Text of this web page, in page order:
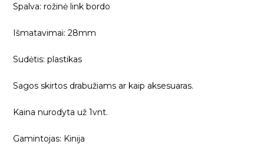
Spalva: rožinė link bordo
Išmatavimai: 28mm
Sudėtis: plastikas
Sagos skirtos drabužiams ar kaip aksesuaras.
Kaina nurodyta už 1vnt.
Gamintojas: Kinija